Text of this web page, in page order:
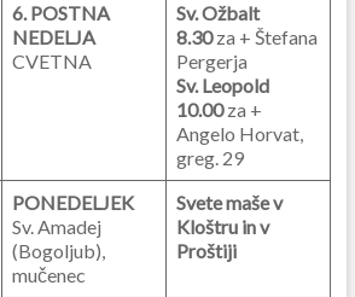
6. POSTNA
NEDELJA
CVETNA
Sv. Ožbalt
8.30za + Štefana
Pergerja
Sv. Leopold
10.00za +
Angelo Horvat,
greg. 29
PONEDELJEK
Sv. Amadej
(Bogoljub),
mučenec
Svete maše v
Kloštru in v
Proštiji